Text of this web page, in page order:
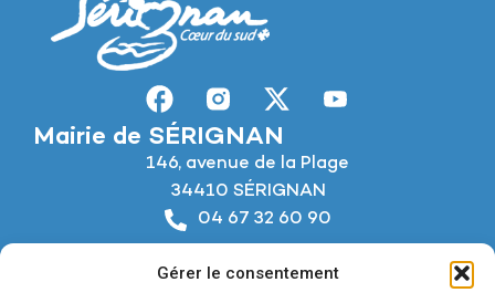
Gérer le consentement
Mairie de SÉRIGNAN
146, avenue de la Plage
34410 SÉRIGNAN
04 67 32 60 90
Horaires d’ouverture